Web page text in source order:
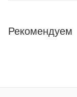
Рекомендуем